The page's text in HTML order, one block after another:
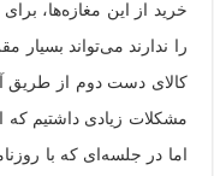
خرید از این مغازه‌ها،
را ندارند می‌تواند
کالای دست دوم از طریق
مشکلات زیادی داشتیم که
اما در جلسه‌ای که با